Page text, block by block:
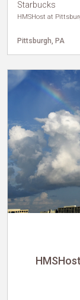
Starbucks
HMSHost at
Pittsburgh, PA